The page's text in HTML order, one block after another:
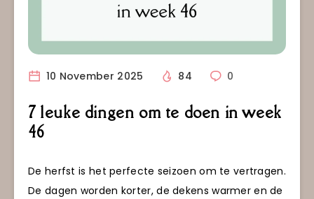
10 November 2025 84 0
7 leuke dingen om te doen in week
46
De herfst is het perfecte seizoen om te vertragen.
De dagen worden korter, de dekens warmer en de